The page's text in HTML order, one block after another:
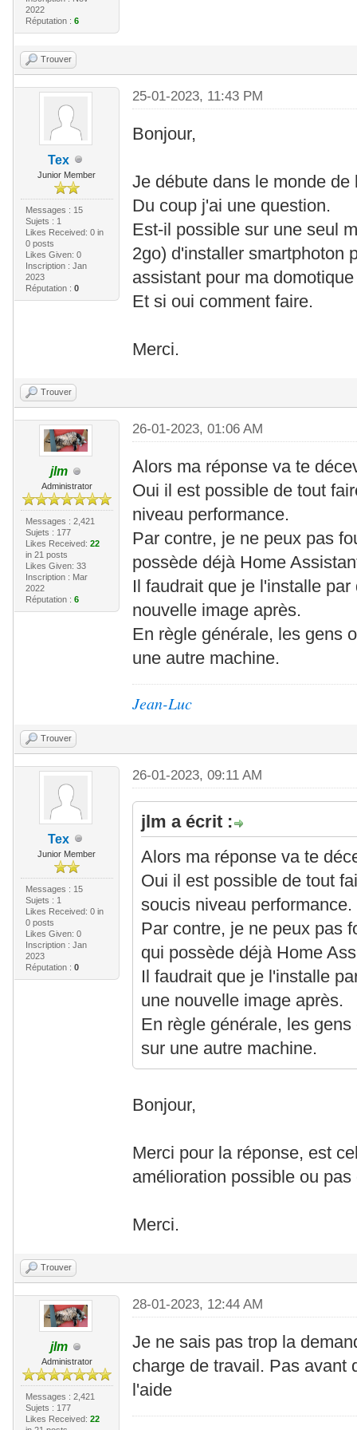
2022
Réputation : 6
Trouver
Tex
Junior Member
Messages : 15
Sujets : 1
Likes Received: 0in
0 posts
Likes Given: 0
Inscription : Jan
2023
Réputation : 0
25-01-2023, 11:43 PM
Bonjour,
Je débute dans le monde de
Du coup j'ai une question.
Est-il possible sur une seul
2go) d'installer smartphoton
assistant pour ma
Et si oui comment faire.
Merci.
Trouver
jlm
Administrator
Messages : 2,421
Sujets : 177
Likes Received: 22
in 21 posts
Likes Given: 33
Inscription : Mar
2022
Réputation : 6
26-01-2023, 01:06 AM
Alors ma réponse va te
Oui il est possible de tout
niveau performance.
Par contre, je ne peux pas
possède déjà Home
Il faudrait que je l'installe
nouvelle image après.
En règle générale, les gens
une autre machine.
Jean-Luc
Trouver
Tex
Junior Member
Messages : 15
Sujets : 1
Likes Received: 0in
0 posts
Likes Given: 0
Inscription : Jan
2023
Réputation : 0
26-01-2023, 09:11 AM
jlm a écrit :
Alors ma réponse va te
Oui il est possible de tout
soucis niveau performance.
Par contre, je ne peux pas
qui possède déjà Home
Il faudrait que je l'installe
une nouvelle image après.
En règle générale, les
sur une autre machine.
Bonjour,
Merci pour la réponse, est
amélioration possible ou
Merci.
Trouver
jlm
Administrator
Messages : 2,421
Sujets : 177
Likes Received: 22
28-01-2023, 12:44 AM
Je ne sais pas trop la
charge de travail. Pas avant
l'aide